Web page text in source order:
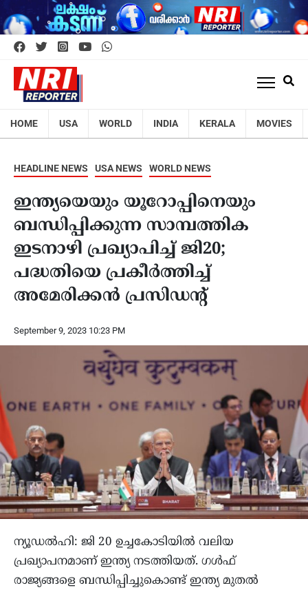
HOME USA WORLD INDIA KERALA MOVIES
HEADLINE NEWS USA NEWS WORLD NEWS
ഇന്ത്യയെയും യൂറോപ്പിനെയും
ബന്ധിപ്പിക്കുന്ന സാമ്പത്തിക
ഇടനാഴി പ്രഖ്യാപിച്ച് ജി20;
പദ്ധതിയെ പ്രകീര്‍ത്തിച്ച്
അമേരിക്കന്‍ പ്രസിഡന്റ്
September 9, 2023 10:23 PM
ന്യൂഡല്‍ഹി: ജി 20 ഉച്ചകോടിയില്‍ വലിയ
പ്രഖ്യാപനമാണ് ഇന്ത്യ നടത്തിയത്. ഗള്‍ഫ്
രാജ്യങ്ങളെ ബന്ധിപ്പിച്ചുകൊണ്ട് ഇന്ത്യ മുതല്‍